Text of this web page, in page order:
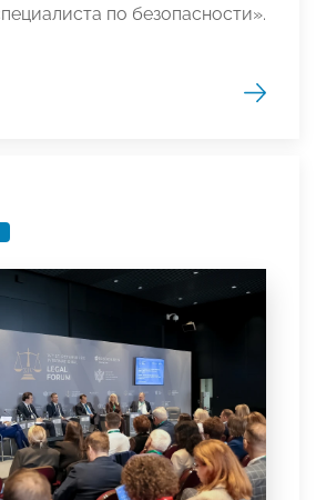
по безопасности».